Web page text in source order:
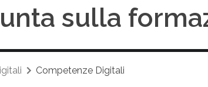
sulla
Competenze Digitali